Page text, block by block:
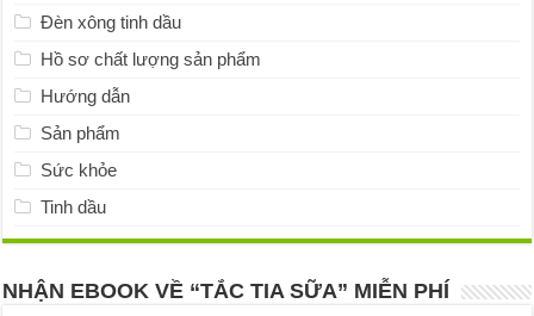
Đèn xông tinh dầu
Hồ sơ chất lượng sản phẩm
Hướng dẫn
Sản phẩm
Sức khỏe
Tinh dầu
NHẬN EBOOK VỀ “TẮC TIA SỮA” MIỄN PHÍ